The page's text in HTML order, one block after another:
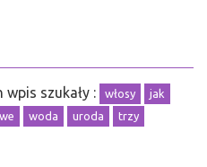
szukały : włosy
jak
woda uroda
trzy